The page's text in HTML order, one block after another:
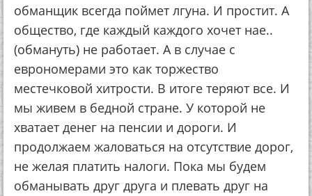
обманщик всегда поймет лгуна. И простит. А
общество, где каждый каждого хочет нае..
(обмануть) не работает. А в случае с
еврономерами это как торжество
местечковой хитрости. В итоге теряют все. И
мы живем в бедной стране. У которой не
хватает денег на пенсии и дороги. И
продолжаем жаловаться на отсутствие дорог,
не желая платить налоги. Пока мы будем
обманывать друг друга и плевать друг на